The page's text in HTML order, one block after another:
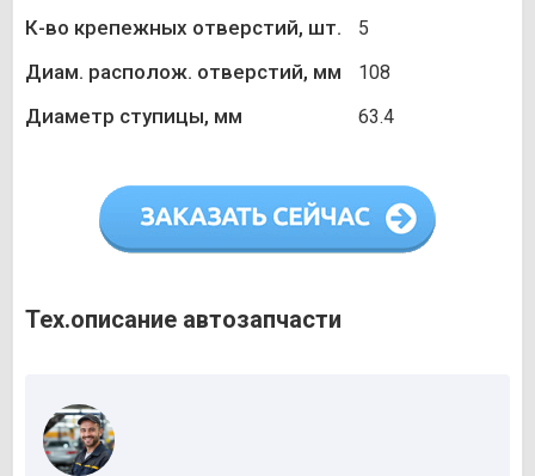
К-во крепежных отверстий, шт. 5
Диам. располож. отверстий, мм 108
Диаметр ступицы, мм 63.4
Тех.описание автозапчасти